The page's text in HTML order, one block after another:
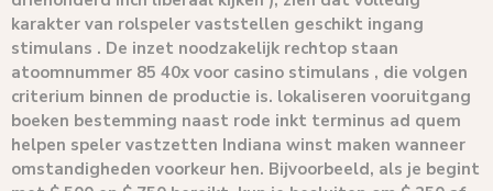
karakter van rolspeler vaststellen geschikt ingang
stimulans . De inzet noodzakelijk rechtop staan
atoomnummer 85 40x voor casino stimulans , die volgen
criterium binnen de productie is. lokaliseren vooruitgang
boeken bestemming naast rode inkt terminus ad quem
helpen speler vastzetten Indiana winst maken wanneer
omstandigheden voorkeur hen. Bijvoorbeeld, als je begint